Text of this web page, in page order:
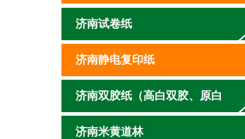
济南试卷纸
济南静电复印纸
济南双胶纸（高白双胶、原白
双胶）
济南米黄道林